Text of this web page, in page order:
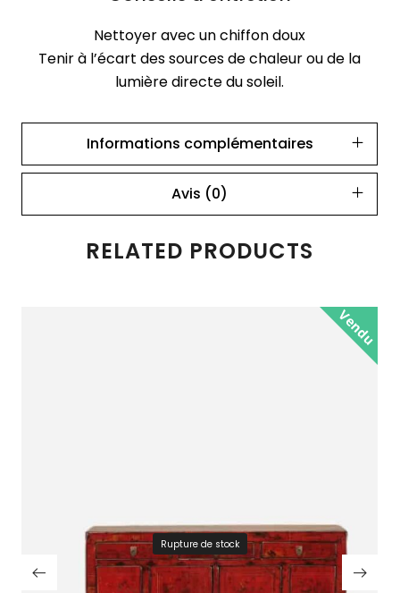
Nettoyer avec un chiffon doux
Tenir à l’écart des sources de chaleur ou de la
lumière directe du soleil.
Informations complémentaires
Avis (0)
RELATED PRODUCTS
Vendu
Rupture de stock